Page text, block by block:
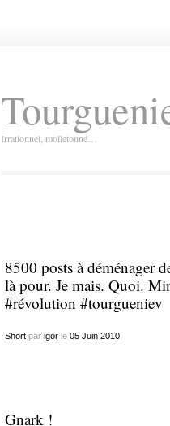
Irrationnel, molletonné…
8500 posts à déménager
là pour. Je mais. Quoi.
#révolution #tourgueniev
Shortpar igorle 05 Juin 2010
Gnark !